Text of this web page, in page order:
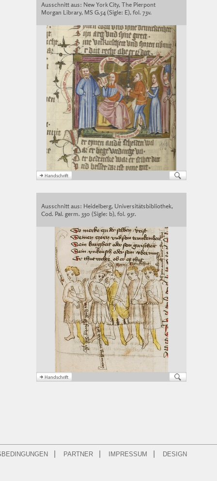
Ausschnitt aus: New York City, The Pierpont
Morgan Library, MS G.54 (Sigle: E), fol. 73v.
Ausschnitt aus: Heidelberg, Universitätsbibliothek,
Cod. Pal. germ. 330 (Sigle: b), fol. 93r.
PARTNER IMPRESSUM DESIGN